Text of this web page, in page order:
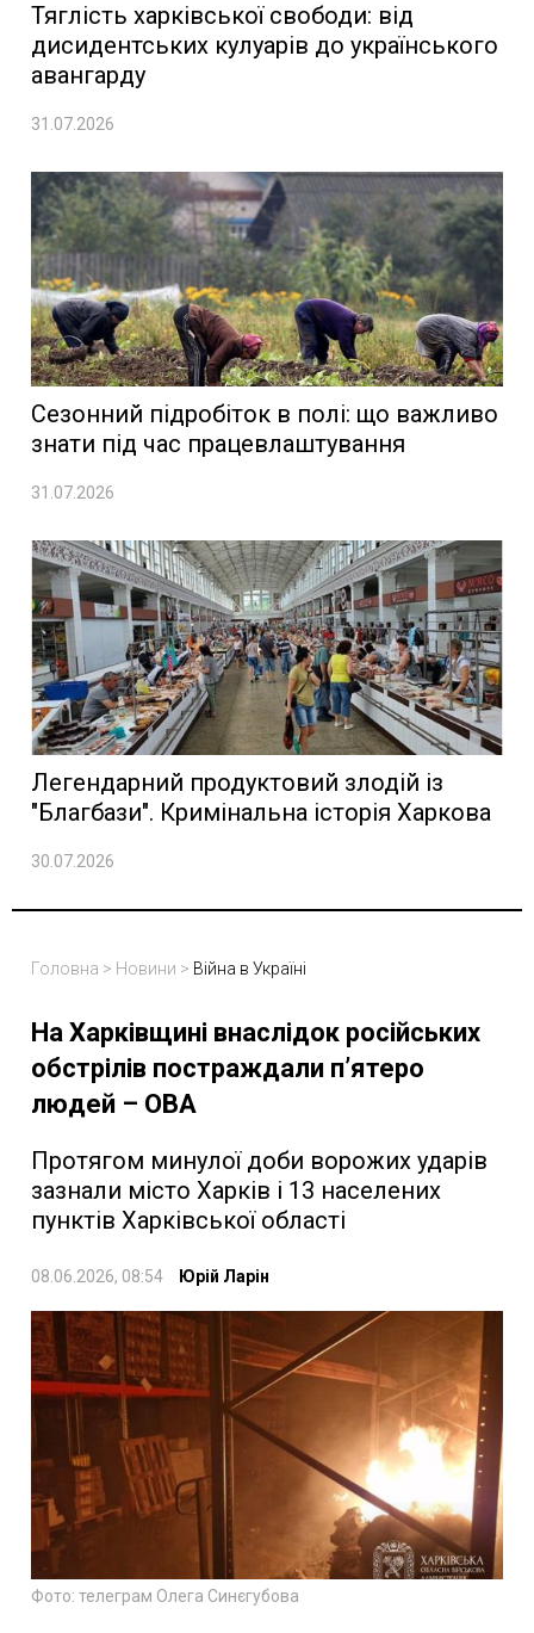
Тяглість харківської свободи: від
дисидентських кулуарів до українського
авангарду
31.07.2026
Сезонний підробіток в полі: що важливо
знати під час працевлаштування
31.07.2026
Легендарний продуктовий злодій із
"Благбази". Кримінальна історія Харкова
30.07.2026
Головна > Новини > Війна в Україні
На Харківщині внаслідок російських
обстрілів постраждали п’ятеро
людей – ОВА
Протягом минулої доби ворожих ударів
зазнали місто Харків і 13 населених
пунктів Харківської області
08.06.2026, 08:54 Юрій Ларін
Фото: телеграм Олега Синєгубова